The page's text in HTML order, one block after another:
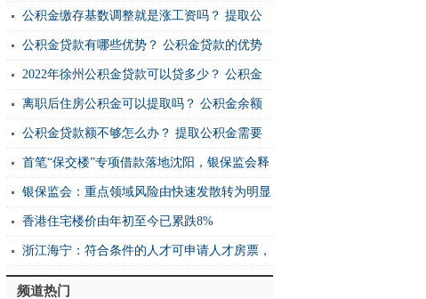
百分之二十吗？
公积金缴存基数调整就是涨工资吗？ 提取公
积金需要几天？
公积金贷款有哪些优势？ 公积金贷款的优势
是什么？
2022年徐州公积金贷款可以贷多少？ 公积金
贷款放款后可以辞职吗？
离职后住房公积金可以提取吗？ 公积金余额
可以提高吗？
公积金贷款额不够怎么办？ 提取公积金需要
注意些什么？
首笔“保交楼”专项借款落地沈阳，银保监会释
放重要信号
银保监会：重点领域风险由快速发散转为明显
扭转香港住宅楼价由年初至今已累跌8%
浙江海宁：符合条件的人才可申请人才房票，
使用金额不超过50%
频道热门